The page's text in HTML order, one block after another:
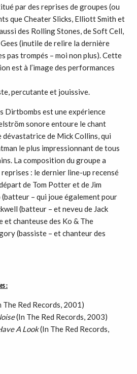
par des reprises de groupes (ou
que Cheater Slicks, Elliott Smith et
des Rolling Stones, de Soft Cell,
(inutile de relire la dernière
pas trompés – moi non plus). Cette
est à l’image des performances
percutante et jouissive.
Dirtbombs est une expérience
sonore entoure le chant
de Mick Collins, qui
le plus impressionnant de tous
La composition du groupe a
: le dernier line-up recensé
de Tom Potter et de Jim
– qui joue également pour
(batteur – et neveu de Jack
et chanteuse des Ko & The
(bassiste – et chanteur des
:
The Red Records, 2001)
(In The Red Records, 2003)
A Look(In The Red Records,